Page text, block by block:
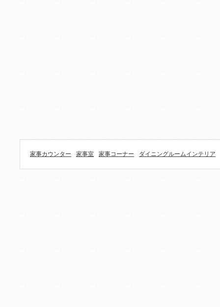
家事カウンター 家事室 家事コーナー ダイニングルームインテリア